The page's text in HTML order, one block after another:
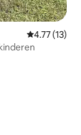
Calificación
4.77 (13)